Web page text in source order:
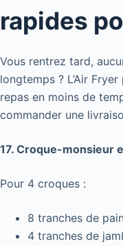
rapides
Vous rentrez tard,
longtemps ? L’Air
repas en moins de
commander une
17. Croque-monsieur
Pour 4 croques :
8 tranches de
4 tranches de